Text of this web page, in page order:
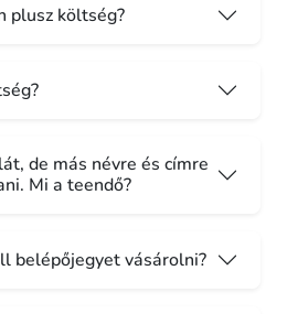
plusz költség?
de más névre és címre
Mi a teendő?
belépőjegyet vásárolni?